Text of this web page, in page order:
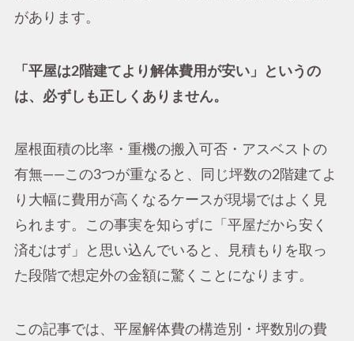
があります。
「平屋は2階建てより解体費用が安い」というの
は、必ずしも正しくありません。
屋根面積の比率・重機の搬入可否・アスベストの
有無——この3つが重なると、同じ坪数の2階建てよ
り大幅に費用が高くなるケースが現場ではよく見
られます。この事実を知らずに「平屋だから安く
済むはず」と思い込んでいると、見積もりを取っ
た段階で想定外の金額に驚くことになります。
この記事では、平屋解体費の構造別・坪数別の費